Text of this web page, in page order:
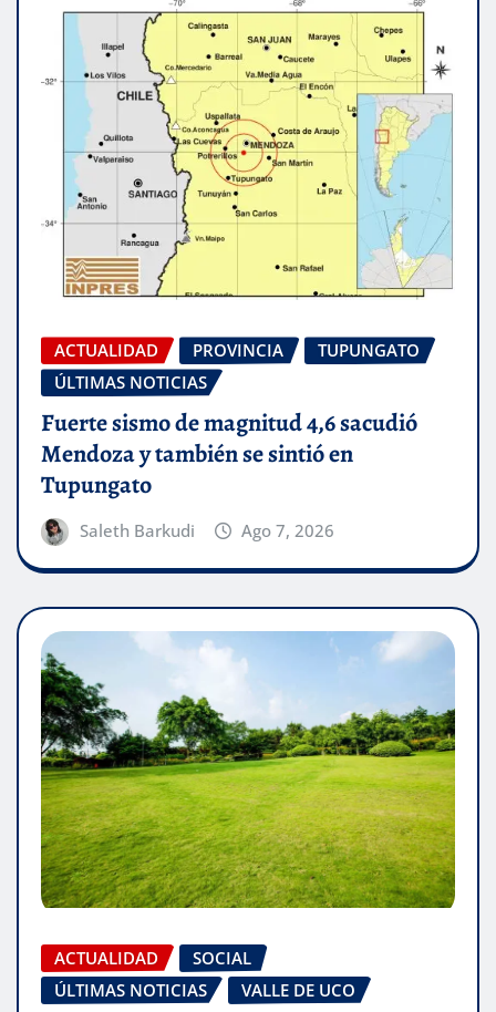
ACTUALIDAD PROVINCIA
TUPUNGATO
ÚLTIMAS NOTICIAS
Fuerte sismo de magnitud 4,6 sacudió
Mendoza y también se sintió en
Tupungato
Saleth Barkudi Ago 7, 2026
ACTUALIDAD
SOCIAL
ÚLTIMAS NOTICIAS
VALLE DE UCO